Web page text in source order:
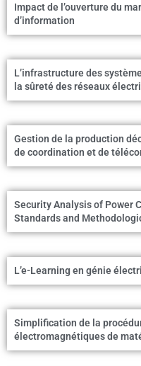
Impact de l’ouverture du
d’information
L’infrastructure des
la sûreté des réseaux
Gestion de la production
de coordination et de
Security Analysis of Power
Standards and
L’e-Learning en génie
Simplification de la
électromagnétiques de